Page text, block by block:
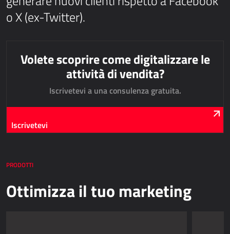
AllForUtility
AllForUtility Portal
SOLUZIONI PERSONALIZZATE
Applicazioni Mobili
HRM - GESTIONE DELLE RISORSE UMANE
AllForTeam HRM
Microsoft Dynamics 365 Gestione del Personale
o X (ex-Twitter).
Volete scoprire come digitalizzare le
attività di vendita?
Iscrivetevi a una consulenza gratuita.
Iscrivetevi
PRODOTTI
Ottimizza il tuo marketing